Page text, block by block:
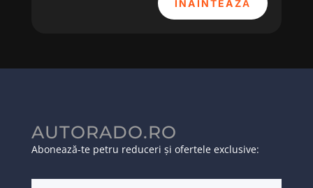
ÎNAINTEAZĂ
AUTORADO.RO
Abonează-te petru reduceri și ofertele exclusive: